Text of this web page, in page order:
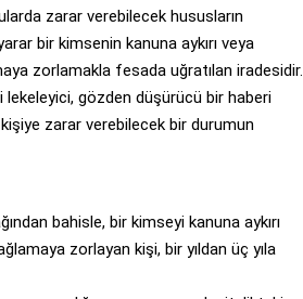
zarar verebilecek hususların
bir kimsenin kanuna aykırı veya
zorlamakla fesada uğratılan iradesidir.
lekeleyici, gözden düşürücü bir haberi
zarar verebilecek bir durumun
bahisle, bir kimseyi kanuna aykırı
zorlayan kişi, bir yıldan üç yıla